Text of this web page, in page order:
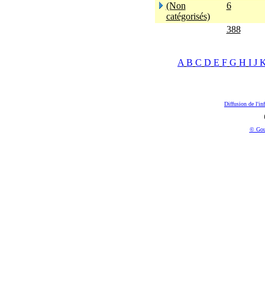
(Non
catégorisés)
6
388
A B C D E F G H I J
Diffusion de
©